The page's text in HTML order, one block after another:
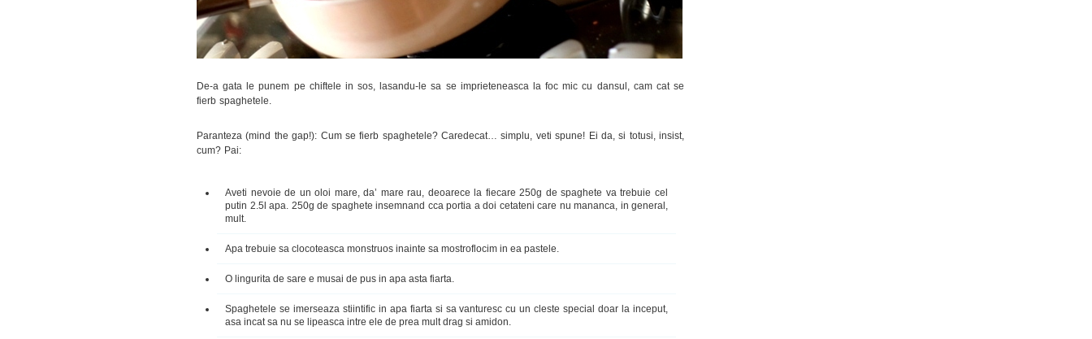
De-a gata le punem pe chiftele in sos, lasandu-le sa se imprieteneasca la foc mic cu dansul, cam cat se
fierb spaghetele.
Paranteza (mind the gap!): Cum se fierb spaghetele? Caredecat… simplu, veti spune! Ei da, si totusi, insist,
cum? Pai:
Aveti nevoie de un oloi mare, da’ mare rau, deoarece la fiecare 250g de spaghete va trebuie cel
putin 2.5l apa. 250g de spaghete insemnand cca portia a doi cetateni care nu mananca, in general,
mult.
Apa trebuie sa clocoteasca monstruos inainte sa mostroflocim in ea pastele.
O lingurita de sare e musai de pus in apa asta fiarta.
Spaghetele se imerseaza stiintific in apa fiarta si sa vanturesc cu un cleste special doar la inceput,
asa incat sa nu se lipeasca intre ele de prea mult drag si amidon.